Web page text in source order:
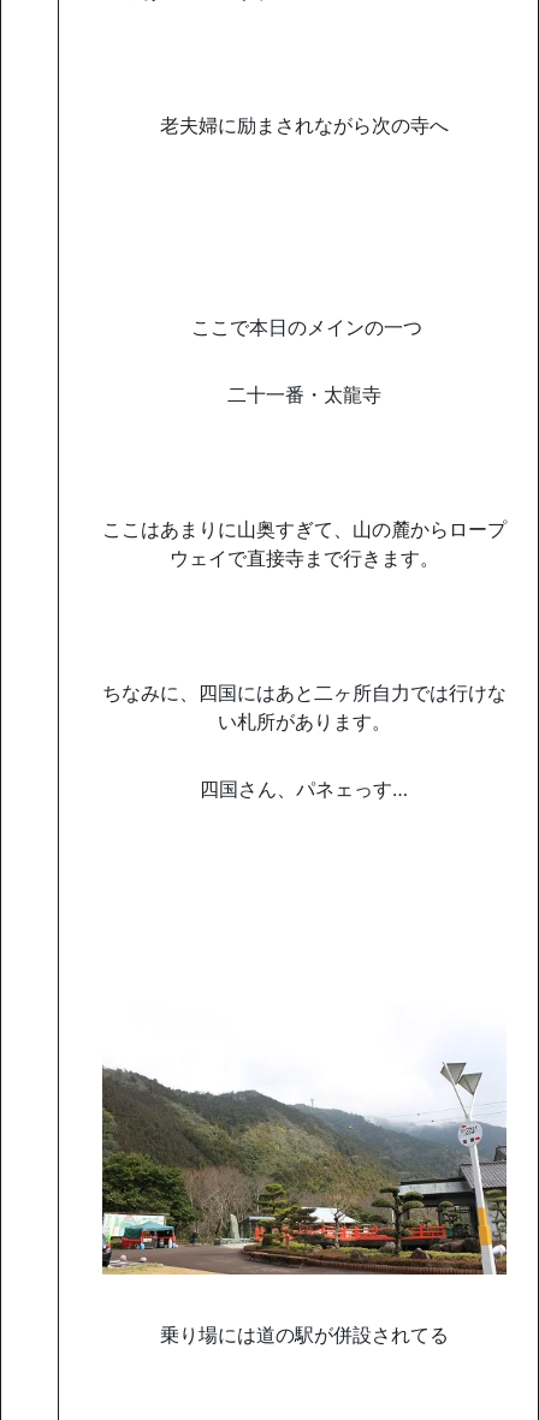
老夫婦に励まされながら次の寺へ
ここで本日のメインの一つ
二十一番・太龍寺
ここはあまりに山奥すぎて、山の麓からロープ
ウェイで直接寺まで行きます。
ちなみに、四国にはあと二ヶ所自力では行けな
い札所があります。
四国さん、パネェっす…
乗り場には道の駅が併設されてる